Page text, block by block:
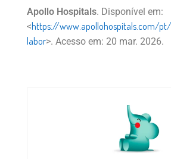
Apollo Hospitals. Disponível em:
<https://www.apollohospitals.com/
labor>. Acesso em: 20 mar. 2026.